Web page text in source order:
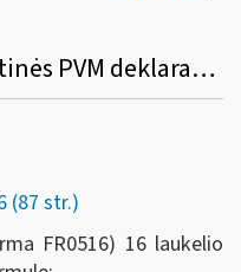
Kaip apskaičiuojama metinės PVM deklaracijos (forma FR0516) 16 laukelio suma?
(87 str.)
FR0516) 16 laukelio